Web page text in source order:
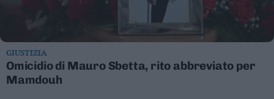
GIUSTIZIA
Omicidio di Mauro Sbetta, rito abbreviato per
Mamdouh